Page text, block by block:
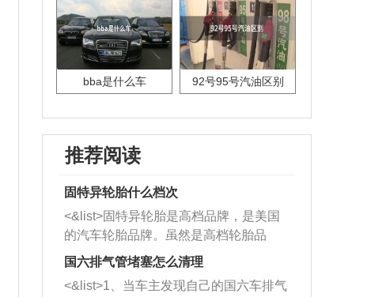
bba是什么车 92号95号汽油区别
推荐阅读
固特异轮胎什么档次
<&list>固特异轮胎是高档品牌，是美国
的汽车轮胎品牌。虽然是高档轮胎品
牌，但是中高低端的轮胎都有生产，这
也是为了更好的开拓市场。
国六排气管堵塞怎么清理
<&list>1、当车主发现自己的国六车排气